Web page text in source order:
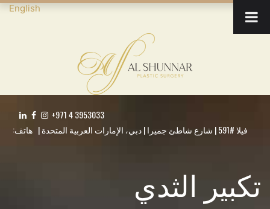
English
+971 4 3953033
فيلا #591 | شارع شاطئ جميرا | دبي، الإمارات العربية المتحدة | هاتف:
تكبير الثدي